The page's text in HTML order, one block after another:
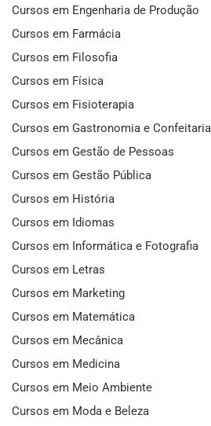
Cursos em Engenharia de Produção
Cursos em Farmácia
Cursos em Filosofia
Cursos em Física
Cursos em Fisioterapia
Cursos em Gastronomia e Confeitaria
Cursos em Gestão de Pessoas
Cursos em Gestão Pública
Cursos em História
Cursos em Idiomas
Cursos em Informática e Fotografia
Cursos em Letras
Cursos em Marketing
Cursos em Matemática
Cursos em Mecânica
Cursos em Medicina
Cursos em Meio Ambiente
Cursos em Moda e Beleza